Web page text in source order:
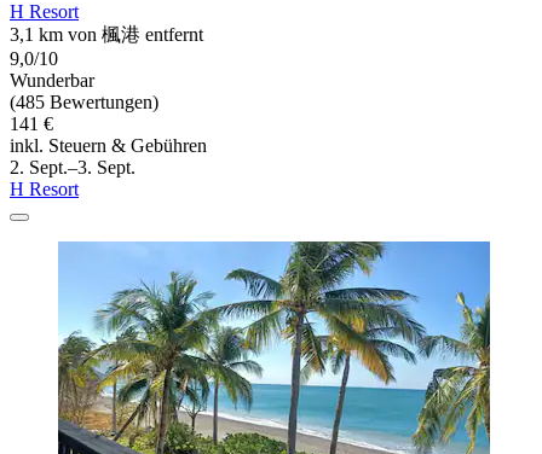
H Resort
3,1 km von 楓港 entfernt
9,0/10
Wunderbar
(485 Bewertungen)
141 €
inkl. Steuern & Gebühren
2. Sept.–3. Sept.
H Resort